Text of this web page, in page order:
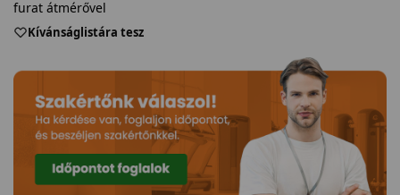
furat átmérővel
Kívánságlistára tesz